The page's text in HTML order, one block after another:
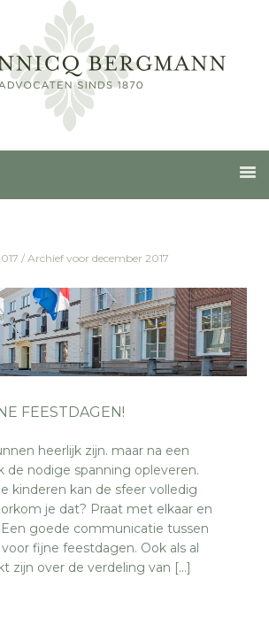
/ Archief voor december 2017
FEESTDAGEN!
heerlijk zijn. maar na een
de nodige spanning opleveren.
kinderen kan de sfeer volledig
je dat? Praat met elkaar en
Een goede communicatie tussen
fijne feestdagen. Ook als al
zijn over de verdeling van […]